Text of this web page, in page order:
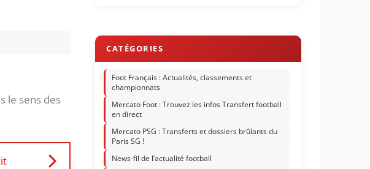
le sens des
Foot Français : Actualités, classements et
championnats
Mercato Foot : Trouvez les infos Transfert football
en direct
Mercato PSG : Transferts et dossiers brûlants du
Paris SG !
News-fil de l’actualité football